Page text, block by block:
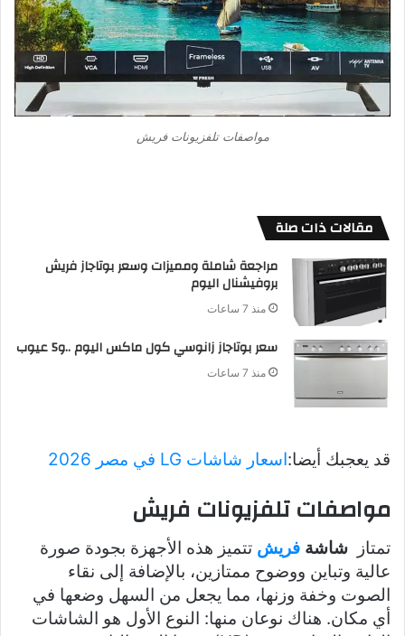
مواصفات تلفزيونات فريش
مقالات ذات صلة
مراجعة شاملة ومميزات وسعر بوتاجاز فريش
بروفيشنال اليوم
منذ 7 ساعات
سعر بوتاجاز زانوسي كول ماكس اليوم ..و5 عيوب
منذ 7 ساعات
قد يعجبك أيضا:اسعار شاشات LG في مصر 2026
مواصفات تلفزيونات فريش
تمتاز شاشة فريش تتميز هذه الأجهزة بجودة صورة
عالية وتباين ووضوح ممتازين، بالإضافة إلى نقاء
الصوت وخفة وزنها، مما يجعل من السهل وضعها في
أي مكان. هناك نوعان منها: النوع الأول هو الشاشات